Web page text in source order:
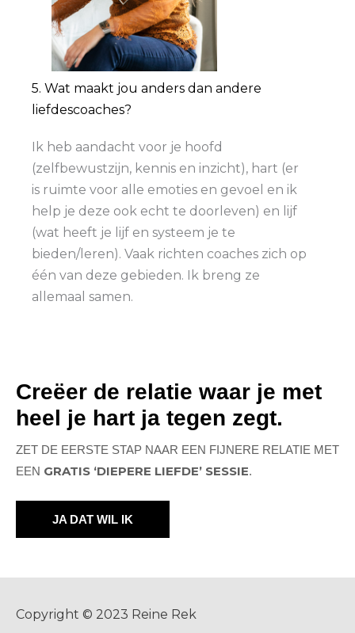
5. Wat maakt jou anders dan andere
liefdescoaches?
Ik heb aandacht voor je hoofd
(zelfbewustzijn, kennis en inzicht), hart (er
is ruimte voor alle emoties en gevoel en ik
help je deze ook echt te doorleven) en lijf
(wat heeft je lijf en systeem je te
bieden/leren). Vaak richten coaches zich op
één van deze gebieden. Ik breng ze
allemaal samen.
Creëer de relatie waar je met
heel je hart ja tegen zegt.
ZET DE EERSTE STAP NAAR EEN FIJNERE RELATIE MET
EEN GRATIS ‘DIEPERE LIEFDE’ SESSIE.
JA DAT WIL IK
Copyright © 2023 Reine Rek